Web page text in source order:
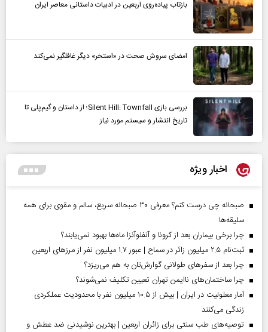
بازتاب پیاده‌روی اربعین در ادبیات داستانی معاصر ایران
امضای سروش صحت در «استخر» دیگر غافلگیر نمی‌کند
بررسی بازی Silent Hill: Townfall؛ از داستان و گیم‌پلی تا
تاریخ انتشار و سیستم مورد نیاز
اخبار ویژه
صبحانه چی درست کنم؟ معرفی ۳۰ صبحانه سریع، سالم و مقوی برای همه
سلیقه‌ها
چرا برخی بیماران بعد از کرونا و آنفلوآنزا ماه‌ها بهبود نمی‌یابند؟
ثبت‌نام ۲.۵ میلیون زائر در سماح | عبور ۱.۷ میلیون نفر از مرز‌های اربعین
چرا بعد از سفرهای طولانی گوارش‌تان به هم می‌ریزد؟
چرا ساختمان‌های ناایمن تهران تعیین تکلیف نمی‌شوند؟
آمار معلولیت در ایران | بیش از ۱۰.۵ میلیون نفر با محدودیت عملکردی
زندگی می‌کنند
توصیه‌های طب سنتی برای زائران اربعین | بهترین نوشیدنی ضد عطش و